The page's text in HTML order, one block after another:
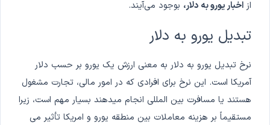
از اخبار یورو به دلار، بوجود می‌آیند.
تبدیل یورو به دلار
نرخ تبدیل یورو به دلار به معنی ارزش یک یورو بر حسب دلار
آمریکا است. این نرخ برای افرادی که در امور مالی، تجارت مشغول
هستند یا مسافرت بین المللی انجام میدهند بسیار مهم است، زیرا
مستقیماً بر هزینه معاملات بین منطقه یورو و امریکا تأثیر می